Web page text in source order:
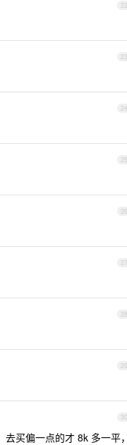
22
23
24
25
26
27
28
29
30
买偏一点的才 8k 多一平，